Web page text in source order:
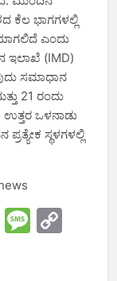
ಕೆಲ ಭಾಗಗಳಲ್ಲಿ
ಎಂದು
ಇಲಾಖೆ (IMD)
ಸಮಾಧಾನ
21 ರಂದು
ಒಳನಾಡು
ಸ್ಥಳಗಳಲ್ಲಿ